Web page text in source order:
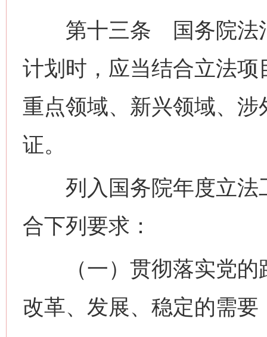
第十三条 国务院法治
计划时，应当结合立法
重点领域、新兴领域、
证。
列入国务院年度立法
合下列要求：
（一）贯彻落实党的
改革、发展、稳定的需要